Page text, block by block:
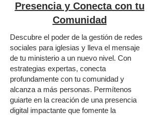
Presencia y Conecta con tu
Comunidad
Descubre el poder de la gestión de redes
sociales para iglesias y lleva el mensaje
de tu ministerio a un nuevo nivel. Con
estrategias expertas, conecta
profundamente con tu comunidad y
alcanza a más personas. Permítenos
guiarte en la creación de una presencia
digital impactante que fomente la